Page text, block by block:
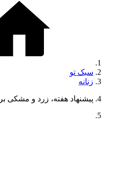
سبک تو
زنانه
پیشنهاد هفته، زرد و